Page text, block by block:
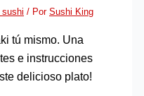
sushi / Por Sushi King
tú mismo. Una
e instrucciones
delicioso plato!